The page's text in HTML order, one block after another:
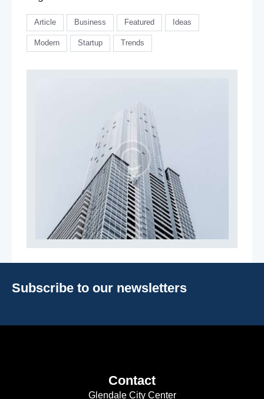
Article Business Featured Ideas
Modern Startup Trends
Subscribe to our newsletters
Contact
Glendale City Center